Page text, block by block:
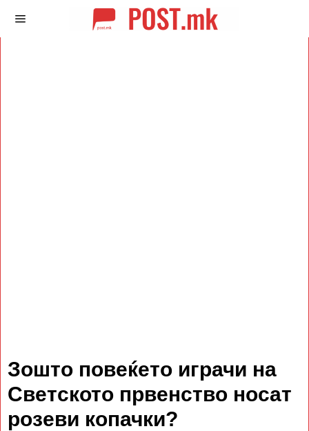
Зошто повеќето играчи на
Светското првенство носат
розеви копачки?